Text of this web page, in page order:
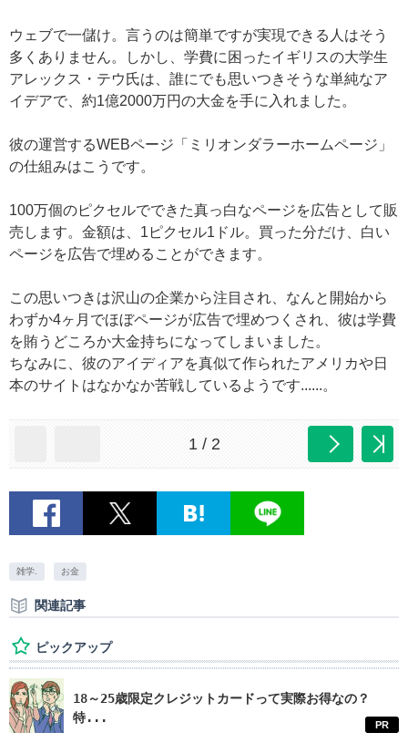
ウェブで一儲け。言うのは簡単ですが実現できる人はそう
多くありません。しかし、学費に困ったイギリスの大学生
アレックス・テウ氏は、誰にでも思いつきそうな単純なア
イデアで、約1億2000万円の大金を手に入れました。
彼の運営するWEBページ「ミリオンダラーホームページ」
の仕組みはこうです。
100万個のピクセルでできた真っ白なページを広告として販
売します。金額は、1ピクセル1ドル。買った分だけ、白い
ページを広告で埋めることができます。
この思いつきは沢山の企業から注目され、なんと開始から
わずか4ヶ月でほぼページが広告で埋めつくされ、彼は学費
を賄うどころか大金持ちになってしまいました。
ちなみに、彼のアイディアを真似て作られたアメリカや日
本のサイトはなかなか苦戦しているようです......。
1 / 2
雑学. お金
関連記事
ピックアップ
18～25歳限定クレジットカードって実際お得なの？
特...
PR